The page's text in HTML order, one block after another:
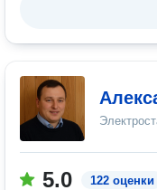
5.0 122 оценки